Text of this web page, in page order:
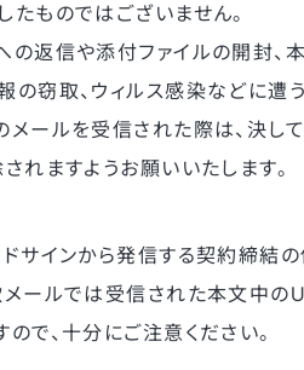
たものではございません。
の返信や添付ファイルの開封、
の窃取、ウィルス感染などに遭
メールを受信された際は、決し
されますようお願いいたします。
ドサインから発信する契約締
メールでは受信された本文中
ので、十分にご注意ください。